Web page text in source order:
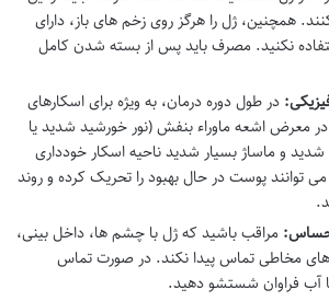
همچنین، ژل را هرگز روی زخم های باز، دارای
نکنید. مصرف باید پس از بسته شدن کامل
در طول دوره درمان، به ویژه برای اسکارهای
در معرض اشعه ماوراء بنفش (نور خورشید شدید یا
شدید و ماساژ بسیار شدید ناحیه اسکار خودداری
توانند پوست در حال بهبود را تحریک کرده و روند
حساس: مراقب باشید که ژل با چشم ها، داخل بینی،
مخاطی تماس پیدا نکند. در صورت تماس
آب فراوان شستشو دهید.